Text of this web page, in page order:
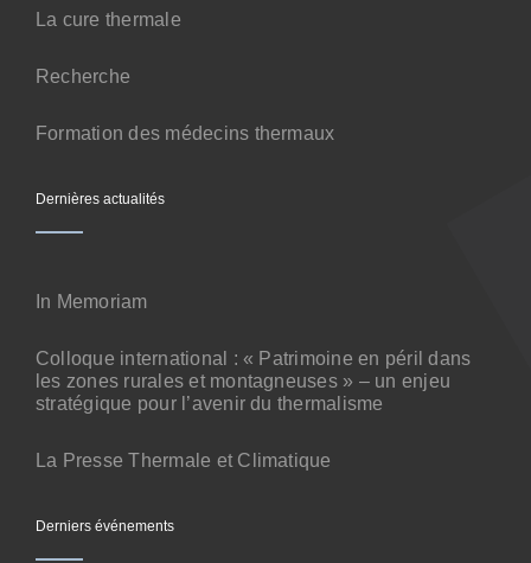
La cure thermale
Recherche
Formation des médecins thermaux
Dernières actualités
In Memoriam
Colloque international : « Patrimoine en péril dans
les zones rurales et montagneuses » – un enjeu
stratégique pour l’avenir du thermalisme
La Presse Thermale et Climatique
Derniers événements